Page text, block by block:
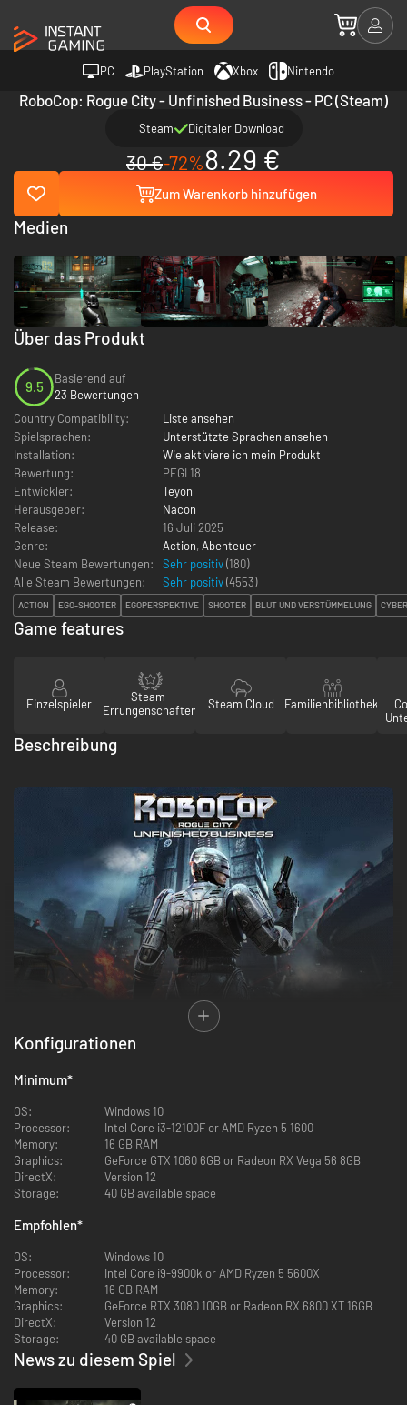
PC PlayStation Xbox Nintendo
RoboCop: Rogue City - Unfinished Business - PC (Steam)
Steam Digitaler Download
30 €-72%8.29 €
Zum Warenkorb hinzufügen
Über das Produkt
9.5
Basierend auf
23 Bewertungen
Country Compatibility:
Liste ansehen
Spielsprachen:
Unterstützte Sprachen ansehen
Installation:
Wie aktiviere ich mein Produkt
Bewertung:
PEGI 18
Entwickler:
Teyon
Herausgeber:
Nacon
Release:
16 Juli 2025
Genre:
Action, Abenteuer
Neue Steam Bewertungen:
Sehr positiv(180)
Alle Steam Bewertungen:
Sehr positiv(4553)
ACTION EGO-SHOOTER EGOPERSPEKTIVE SHOOTER BLUT UND VERSTÜMMELUNG
Medien
Game features
Einzelspieler
Steam-
Errungenschaften
Steam Cloud Familienbibliothek
Beschreibung
Nach RoboCops entscheidendem Sieg über Detroits Gangs beginnt
Rogue City ein neues Kapitel.
Der „New Guy in Town“ wurde besiegt, aber auf den Straßen regiert
weiterhin das Verbrechen. Ein Hoffnungsschimmer kommt von OCPs
neuestem Projekt: OmniTower – ein riesiger Wohnkomplex, der für das
Wohlergehen der Bewohner von Old Detroit gebaut wurde. Doch als eine
Gruppe hochtrainierter, mit Hightech-Waffen ausgestatteter Söldner die
Kontrolle über das Gebäude übernimmt und es in ihre tödliche Festung
verwandelt, muss RoboCop einschreiten und ihre Pläne zur Zerstörung
Konfigurationen
Minimum*
OS:
Windows 10
Processor:
Intel Core i3-12100F or AMD Ryzen 5 1600
Memory:
16 GB RAM
Graphics:
GeForce GTX 1060 6GB or Radeon RX Vega 56 8GB
DirectX:
Version 12
Storage:
40 GB available space
Empfohlen*
OS:
Windows 10
Processor:
Intel Core i9-9900k or AMD Ryzen 5 5600X
Memory:
16 GB RAM
Graphics:
GeForce RTX 3080 10GB or Radeon RX 6800 XT 16GB
DirectX:
Version 12
Storage:
40 GB available space
News zu diesem Spiel